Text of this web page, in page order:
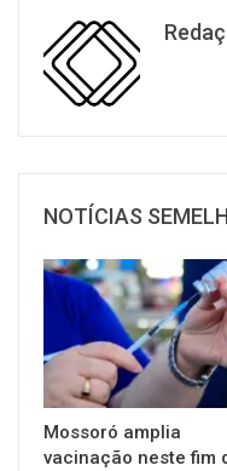
NOTÍCIAS
Mossoró amplia
vacinação neste fim